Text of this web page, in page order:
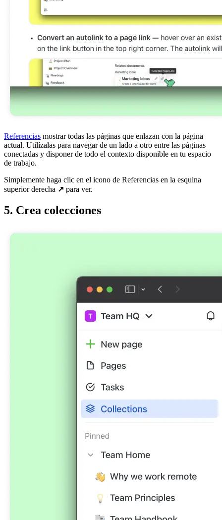
Referencias mostrar todas las páginas que enlazan con la página
actual. Utilízalas para navegar de un lado a otro entre las páginas
conectadas y disponer de todo el contexto disponible en tu espacio
de trabajo.
Simplemente haga clic en el icono de Referencias en la esquina
superior derecha ↗️ para ver.
5. Crea colecciones